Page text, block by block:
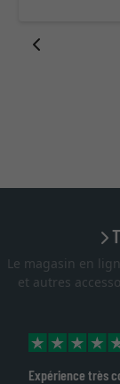
Le magasin en
et autres